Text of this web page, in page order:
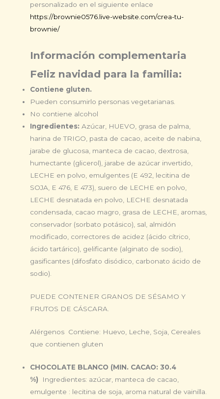
personalizado en el siguiente enlace
https://brownie0576.live-website.com/crea-tu-
brownie/
Información complementaria
Feliz navidad para la familia:
Contiene gluten.
Pueden consumirlo personas vegetarianas.
No contiene alcohol
Ingredientes: Azúcar, HUEVO, grasa de palma,
harina de TRIGO, pasta de cacao, aceite de nabina,
jarabe de glucosa, manteca de cacao, dextrosa,
humectante (glicerol), jarabe de azúcar invertido,
LECHE en polvo, emulgentes (E 492, lecitina de
SOJA, E 476, E 473), suero de LECHE en polvo,
LECHE desnatada en polvo, LECHE desnatada
condensada, cacao magro, grasa de LECHE, aromas,
conservador (sorbato potásico), sal, almidón
modificado, correctores de acidez (ácido cítrico,
ácido tartárico), gelificante (alginato de sodio),
gasificantes (difosfato disódico, carbonato ácido de
sodio).
PUEDE CONTENER GRANOS DE SÉSAMO Y
FRUTOS DE CÁSCARA.
Alérgenos Contiene: Huevo, Leche, Soja, Cereales
que contienen gluten
CHOCOLATE BLANCO (MIN. CACAO: 30.4
%)
Ingredientes: azúcar, manteca de cacao,
emulgente : lecitina de soja, aroma natural de vainilla.